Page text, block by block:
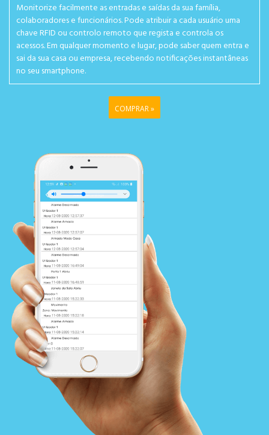
Monitorize facilmente as entradas e saídas da sua família,
colaboradores e funcionários. Pode atribuir a cada usuário uma
chave RFID ou controlo remoto que regista e controla os
acessos. Em qualquer momento e lugar, pode saber quem entra e
sai da sua casa ou empresa, recebendo notificações instantâneas
no seu smartphone.
COMPRAR »